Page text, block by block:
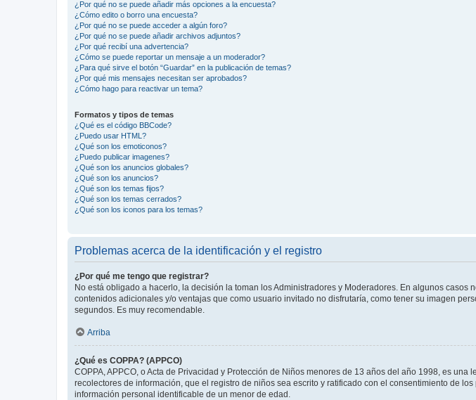
¿Por qué no se puede añadir más opciones a la encuesta?
¿Cómo edito o borro una encuesta?
¿Por qué no se puede acceder a algún foro?
¿Por qué no se puede añadir archivos adjuntos?
¿Por qué recibí una advertencia?
¿Cómo se puede reportar un mensaje a un moderador?
¿Para qué sirve el botón “Guardar” en la publicación de temas?
¿Por qué mis mensajes necesitan ser aprobados?
¿Cómo hago para reactivar un tema?
Formatos y tipos de temas
¿Qué es el código BBCode?
¿Puedo usar HTML?
¿Qué son los emoticonos?
¿Puedo publicar imagenes?
¿Qué son los anuncios globales?
¿Qué son los anuncios?
¿Qué son los temas fijos?
¿Qué son los temas cerrados?
¿Qué son los iconos para los temas?
Problemas acerca de la identificación y el registro
¿Por qué me tengo que registrar?
No está obligado a hacerlo, la decisión la toman los Administradores y Moderadores. En algunos
contenidos adicionales y/o ventajas que como usuario invitado no disfrutaría, como tener su imagen
segundos. Es muy recomendable.
Arriba
¿Qué es COPPA? (APPCO)
COPPA, APPCO, o Acta de Privacidad y Protección de Niños menores de 13 años del año 1998, es
recolectores de información, que el registro de niños sea escrito y ratificado con el consentimiento de
información personal identificable de un menor de edad.